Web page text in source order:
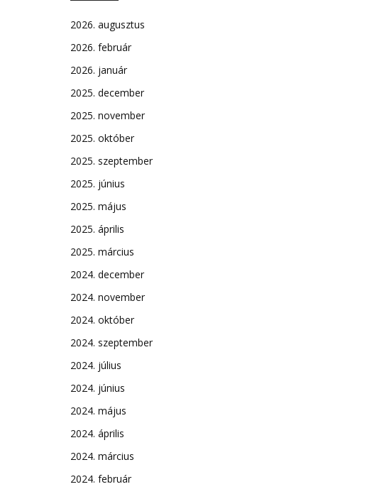
2026. augusztus
2026. február
2026. január
2025. december
2025. november
2025. október
2025. szeptember
2025. június
2025. május
2025. április
2025. március
2024. december
2024. november
2024. október
2024. szeptember
2024. július
2024. június
2024. május
2024. április
2024. március
2024. február